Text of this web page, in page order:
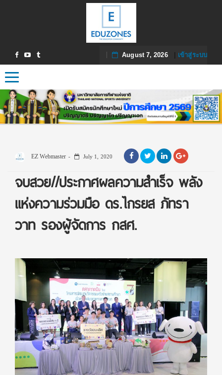
August 7, 2026| เข้าสู่ระบบ
Toggle navigation
EZ Webmaster July 1, 2020
จบสวย//ประกาศผลความสำเร็จ พลัง
แห่งความร่วมมือ ดร.ไกรยส ภัทรา
วาท รองผู้จัดการ กสศ.